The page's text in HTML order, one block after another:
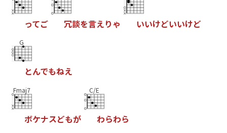
ってご 冗談を言えり ゃ いいけどいいけど
G
とんでもねえ
Fmaj7
ボケナスどもが
C/E
わらわら